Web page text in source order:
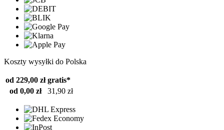
Koszty wysyłki do Polska
od 229,00 zł gratis*
od 0,00 zł
31,90 zł